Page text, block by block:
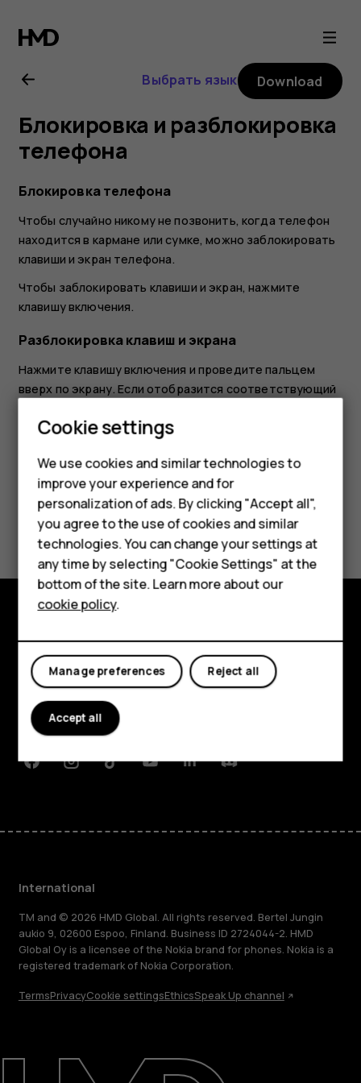
Nokia
2.1
user
guide
Smartphones
Feature phones
Phones for kids
Accessories
HMD Terra M
For business
Tablets
Repair, reuse, recycle
Выбрать язык Download
Блокировка и разблокировка
телефона
Блокировка телефона
Чтобы случайно никому не позвонить, когда телефон
находится в кармане или сумке, можно заблокировать
клавиши и экран телефона.
Чтобы заблокировать клавиши и экран, нажмите
клавишу включения.
Разблокировка клавиш и экрана
Нажмите клавишу включения и проведите пальцем
вверх по экрану. Если отобразится соответствующий
Did you find this helpful?
Yes No
Explore
About
Planet and people
Support
FacebookInstagramTiktokYoutubeLinkedinDiscord
International
TM and © 2026 HMD Global. All rights reserved. Bertel Jungin
aukio 9, 02600 Espoo, Finland. Business ID 2724044-2. HMD
Global Oy is a licensee of the Nokia brand for phones. Nokia is a
registered trademark of Nokia Corporation.
TermsPrivacyCookie settingsEthicsSpeak Up channel
Cookie settings
We use cookies and similar technologies to
improve your experience and for
personalization of ads. By clicking "Accept all",
you agree to the use of cookies and similar
technologies. You can change your settings at
any time by selecting "Cookie Settings" at the
bottom of the site. Learn more about our
cookie policy.
Reject all
Manage preferences
Accept all